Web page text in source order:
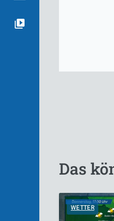
Das
WETTER